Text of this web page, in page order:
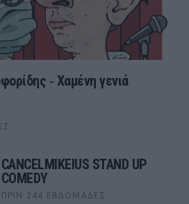
‑ Χαμένη γενιά
CANCELMIKEIUS STAND UP
COMEDY
ΠΡΙΝ 244 ΕΒΔΟΜΆΔΕΣ